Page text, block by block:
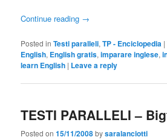
Continue reading →
Posted in Testi paralleli,TP - Enciclopedia |
English, English gratis,imparare inglese,
learn English | Leave a reply
TESTI PARALLELI –
Posted on15/11/2008bysaralanciotti